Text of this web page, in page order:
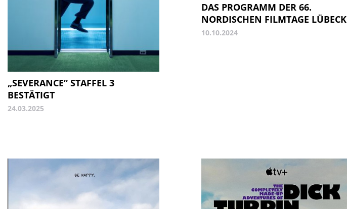
„SEVERANCE“ STAFFEL 3
BESTÄTIGT
24.03.2025
DAS PROGRAMM DER 66.
NORDISCHEN FILMTAGE LÜBECK
10.10.2024